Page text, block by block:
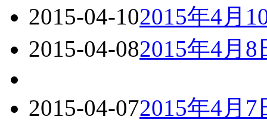
2015-04-102015年4月
2015-04-082015年4月
2015-04-072015年4月